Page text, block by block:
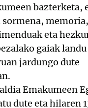
bazterketa,
sormena,
eta
gaiak
jardungo dute
Emakumeen
dute eta hilaren